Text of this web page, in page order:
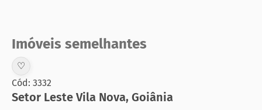
Imóveis semelhantes
♡
Cód: 3332
Setor Leste Vila Nova, Goiânia